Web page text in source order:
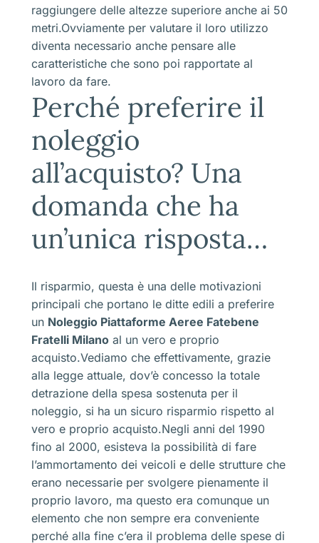
raggiungere delle altezze superiore anche ai 50
metri.Ovviamente per valutare il loro utilizzo
diventa necessario anche pensare alle
caratteristiche che sono poi rapportate al
lavoro da fare.
Perché preferire il
noleggio
all’acquisto? Una
domanda che ha
un’unica risposta…
Il risparmio, questa è una delle motivazioni
principali che portano le ditte edili a preferire
un Noleggio Piattaforme Aeree Fatebene
Fratelli Milano al un vero e proprio
acquisto.Vediamo che effettivamente, grazie
alla legge attuale, dov’è concesso la totale
detrazione della spesa sostenuta per il
noleggio, si ha un sicuro risparmio rispetto al
vero e proprio acquisto.Negli anni del 1990
fino al 2000, esisteva la possibilità di fare
l’ammortamento dei veicoli e delle strutture che
erano necessarie per svolgere pienamente il
proprio lavoro, ma questo era comunque un
elemento che non sempre era conveniente
perché alla fine c’era il problema delle spese di